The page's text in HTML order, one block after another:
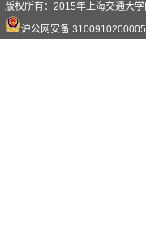
版权所有：2015年上海交通大
沪公网安备